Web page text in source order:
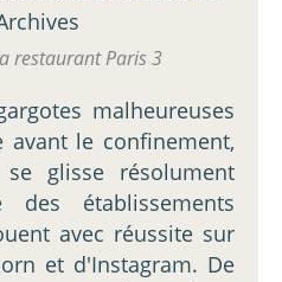
restaurant Paris 3
malheureuses
le confinement,
se glisse résolument
établissements
avec réussite sur
et d'Instagram. De